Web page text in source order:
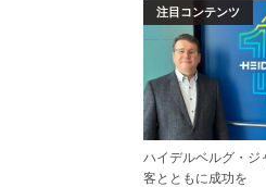
注目コンテンツ
ハイデルベルグ・ジ
客とともに成功を